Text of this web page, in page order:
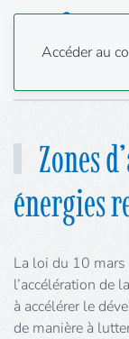
Accéder au
Zones
énergies
La loi du 10
l’accélération de
à accélérer le
de manière à